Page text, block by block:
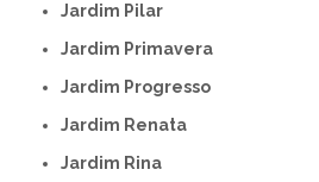
Jardim Pilar
Jardim Primavera
Jardim Progresso
Jardim Renata
Jardim Rina